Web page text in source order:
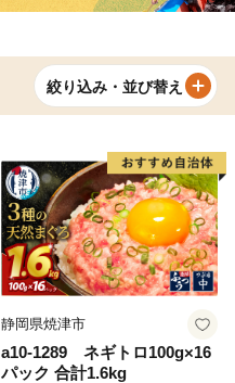
絞り込み・並び替え
静岡県焼津市
a10-1289 ネギトロ100g×16
パック 合計1.6kg